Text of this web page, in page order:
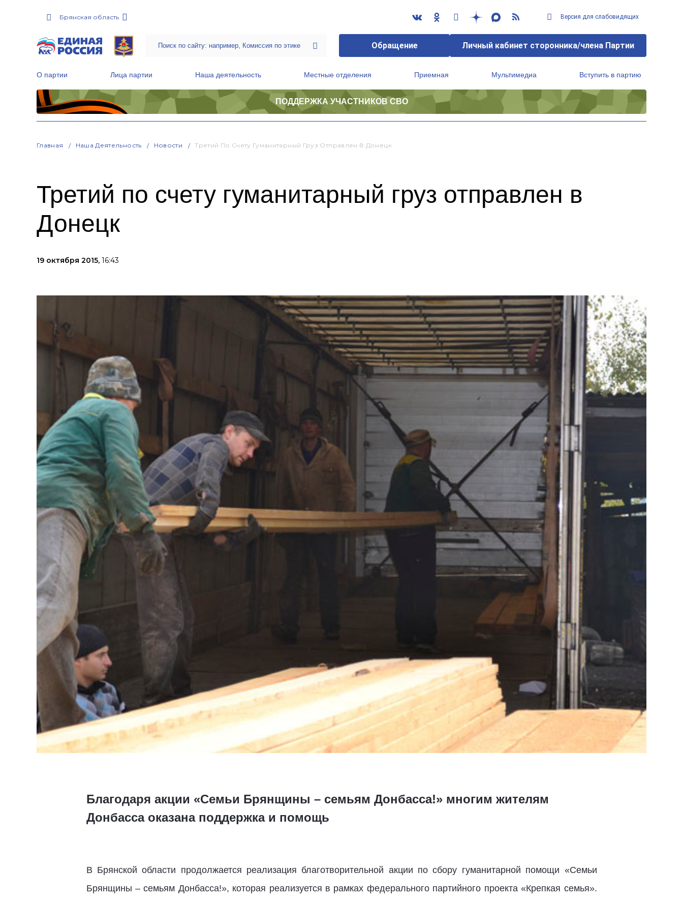
Брянская область Версия для слабовидящих
Обращение Личный кабинет сторонника/члена Партии
О партии Лица партии Наша деятельность Местные отделения Приемная Мультимедиа Вступить в партию
ПОДДЕРЖКА УЧАСТНИКОВ СВО
Главная Наша Деятельность Новости Третий По Счету Гуманитарный Груз Отправлен В Донецк
Третий по счету гуманитарный груз отправлен в
Донецк
19 октября 2015, 16:43
Благодаря акции «Семьи Брянщины – семьям Донбасса!» многим жителям
Донбасса оказана поддержка и помощь
В Брянской области продолжается реализация благотворительной акции по сбору гуманитарной помощи «Семьи
Брянщины – семьям Донбасса!», которая реализуется в рамках федерального партийного проекта «Крепкая семья».